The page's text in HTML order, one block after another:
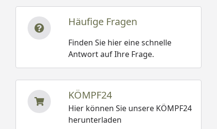
Häufige Fragen
Finden Sie hier eine schnelle
Antwort auf Ihre Frage.
KÖMPF24
Hier können Sie unsere KÖMPF24
herunterladen